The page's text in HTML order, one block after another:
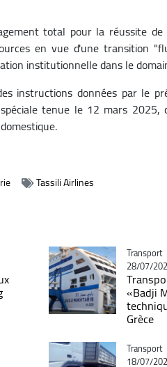
total pour la réussite
en vue d'une transition
institutionnelle dans le
instructions données par le
tenue le 12 mars
Tassili Airlines
Catégorie
Transport
28/07/
«Badji
Grèce
Catégorie
Transport
18/07/